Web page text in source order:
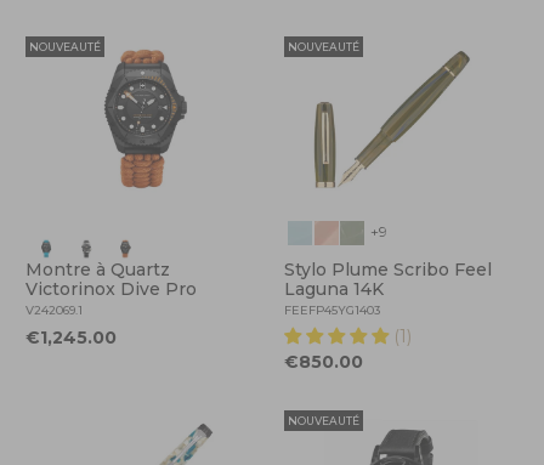
NOUVEAUTÉ
Montre à Quartz
Victorinox Dive Pro
V242069.1
€1,245.00
NOUVEAUTÉ
+9
Stylo Plume Scribo Feel
Laguna 14K
FEEFP45YG1403
(1)
€850.00
NOUVEAUTÉ